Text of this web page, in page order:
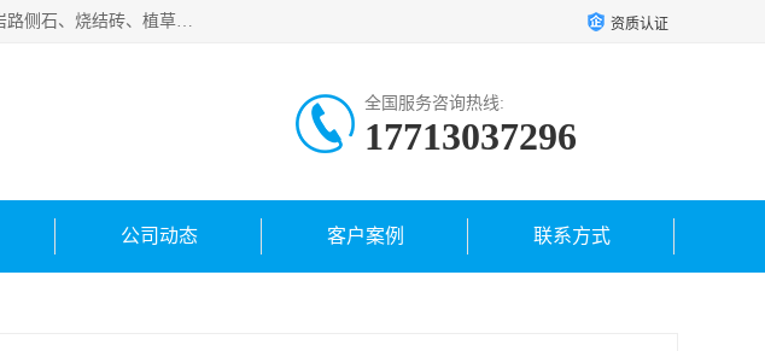
邯郸市宝满建材有限公司专业生产各种水泥预制件，包括仿花岗岩路面砖、仿花岗岩人行道砖、仿花岗岩路侧石、烧结砖、植草砖、码头砖连锁块、仿花岗岩路侧石、沙井盖、水泥盖板等各种水泥制品 资质认证
全国服务咨询热线:
17713037296
公司动态 客户案例 联系方式